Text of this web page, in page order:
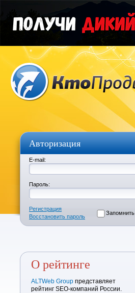
Авторизация
E-mail:
Пароль:
Регистрация
Восстановить пароль
Запомнить
О рейтинге
ALTWeb Group представляет
рейтинг SEO-компаний России.